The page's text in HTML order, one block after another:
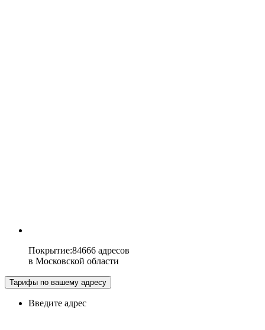
Покрытие:84666 адресов
в Московской области
Тарифы по вашему адресу
Введите адрес